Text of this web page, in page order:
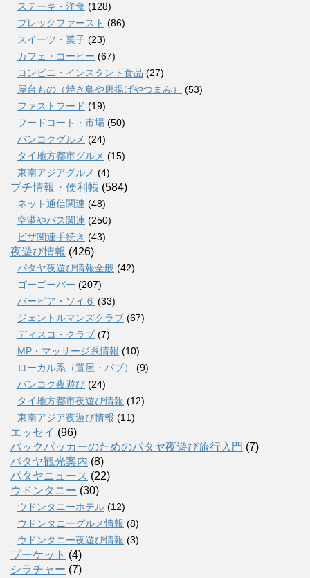
ステーキ・洋食 (128)
ブレックファースト (86)
スイーツ・菓子 (23)
カフェ・コーヒー (67)
コンビニ・インスタント食品 (27)
屋台もの（焼き鳥や唐揚げやつまみ）
(53)
ファストフード (19)
フードコート・市場 (50)
バンコクグルメ (24)
タイ地方都市グルメ (15)
東南アジアグルメ (4)
プチ情報・便利帳 (584)
ネット通信関連 (48)
空港やバス関連 (250)
ビザ関連手続き (43)
夜遊び情報 (426)
パタヤ夜遊び情報全般 (42)
ゴーゴーバー (207)
バービア・ソイ６ (33)
ジェントルマンズクラブ (67)
ディスコ・クラブ (7)
MP・マッサージ系情報 (10)
ローカル系（置屋・パブ）
(9)
バンコク夜遊び (24)
タイ地方都市夜遊び情報 (12)
東南アジア夜遊び情報 (11)
エッセイ (96)
バックパッカーのためのパタヤ夜遊び旅行入門 (7)
パタヤ観光案内 (8)
パタヤニュース (22)
ウドンタニー (30)
ウドンタニーホテル (12)
ウドンタニーグルメ情報 (8)
ウドンタニー夜遊び情報 (3)
プーケット (4)
シラチャー (7)